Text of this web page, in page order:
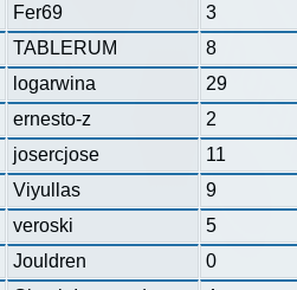
Fer69 3
TABLERUM 8
logarwina 29
ernesto-z 2
josercjose 11
Viyullas 9
veroski 5
Jouldren 0